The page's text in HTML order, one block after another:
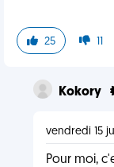
25 11
Kokory
vendredi 15
Pour moi,